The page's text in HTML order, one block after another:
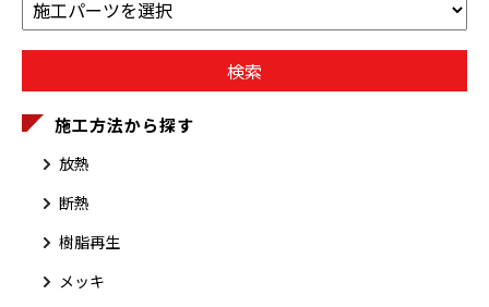
施工方法から探す
放熱
断熱
樹脂再生
メッキ